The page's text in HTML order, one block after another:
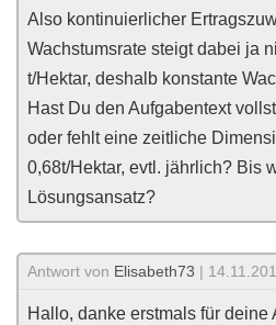
Also kontinuierlicher
Wachstumsrate steigt dabei ja
t/Hektar, deshalb konstante
Hast Du den Aufgabentext
oder fehlt eine zeitliche
0,68t/Hektar, evtl. jährlich? Bis
Lösungsansatz?
Antwort von Elisabeth73 |
Hallo, danke erstmals für deine